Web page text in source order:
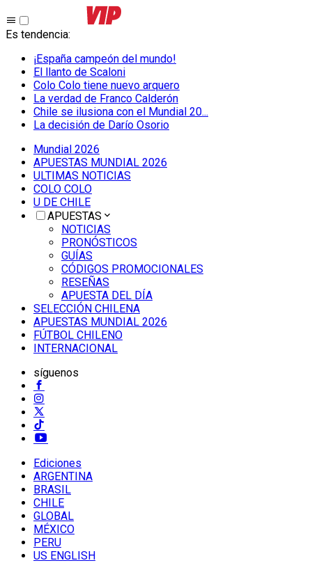
Es tendencia:
¡España campeón del mundo!
El llanto de Scaloni
Colo Colo tiene nuevo arquero
La verdad de Franco Calderón
Chile se ilusiona con el Mundial 20...
La decisión de Darío Osorio
Mundial 2026
APUESTAS MUNDIAL 2026
ULTIMAS NOTICIAS
COLO COLO
U DE CHILE
APUESTAS
NOTICIAS
PRONÓSTICOS
GUÍAS
CÓDIGOS PROMOCIONALES
RESEÑAS
APUESTA DEL DÍA
SELECCIÓN CHILENA
APUESTAS MUNDIAL 2026
FÚTBOL CHILENO
INTERNACIONAL
síguenos
Ediciones
ARGENTINA
BRASIL
CHILE
GLOBAL
MÉXICO
PERU
US ENGLISH